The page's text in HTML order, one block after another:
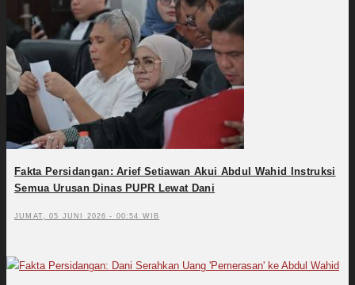
Fakta Persidangan: Arief Setiawan Akui Abdul Wahid Instruksi
Semua Urusan Dinas PUPR Lewat Dani
JUMAT, 05 JUNI 2026 - 00:54 WIB